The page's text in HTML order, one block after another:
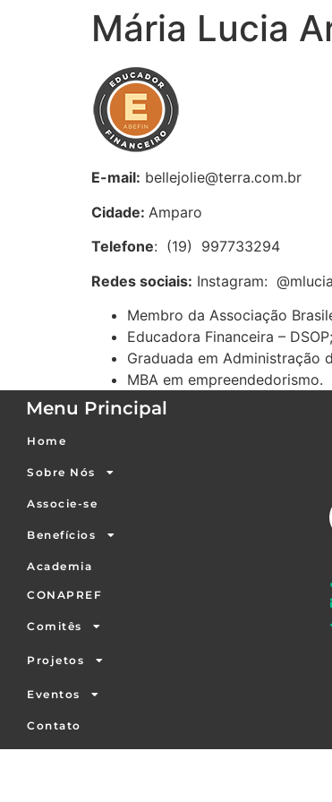
Mária Lucia
E-mail: bellejolie@terra.com.br
Cidade: Amparo
Telefone: (19) 997733294
Redes sociais: Instagram:
Membro da Associação
Educadora Financeira – DSOP;
Graduada em Administração
MBA em empreendedorismo.
Menu Principal
Home
Sobre Nós
Associe-se
Benefícios
Academia
CONAPREF
Comitês
Projetos
Eventos
Contato